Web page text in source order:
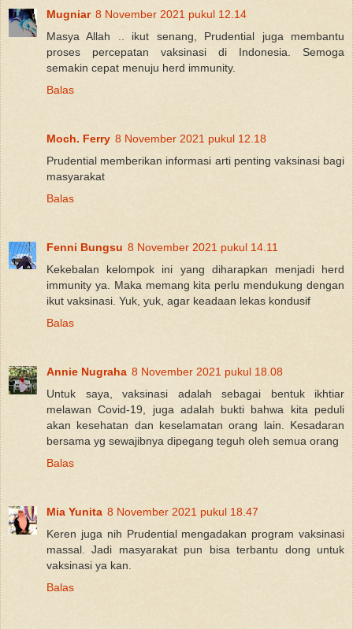
Mugniar 8 November 2021 pukul 12.14
Masya Allah .. ikut senang, Prudential juga membantu
proses percepatan vaksinasi di Indonesia. Semoga
semakin cepat menuju herd immunity.
Balas
Moch. Ferry 8 November 2021 pukul 12.18
Prudential memberikan informasi arti penting vaksinasi bagi
masyarakat
Balas
Fenni Bungsu 8 November 2021 pukul 14.11
Kekebalan kelompok ini yang diharapkan menjadi herd
immunity ya. Maka memang kita perlu mendukung dengan
ikut vaksinasi. Yuk, yuk, agar keadaan lekas kondusif
Balas
Annie Nugraha 8 November 2021 pukul 18.08
Untuk saya, vaksinasi adalah sebagai bentuk ikhtiar
melawan Covid-19, juga adalah bukti bahwa kita peduli
akan kesehatan dan keselamatan orang lain. Kesadaran
bersama yg sewajibnya dipegang teguh oleh semua orang
Balas
Mia Yunita 8 November 2021 pukul 18.47
Keren juga nih Prudential mengadakan program vaksinasi
massal. Jadi masyarakat pun bisa terbantu dong untuk
vaksinasi ya kan.
Balas